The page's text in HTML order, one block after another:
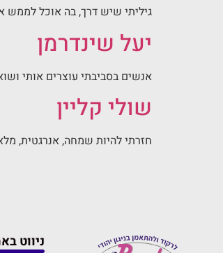
גיליתי שיש דרך, בה אוכל
יעל שינדרמן
אנשים בסביבתי עוצרים אותי
שולי קליין
חזרתי להיות שמחה, אנרגטית,
ניווט